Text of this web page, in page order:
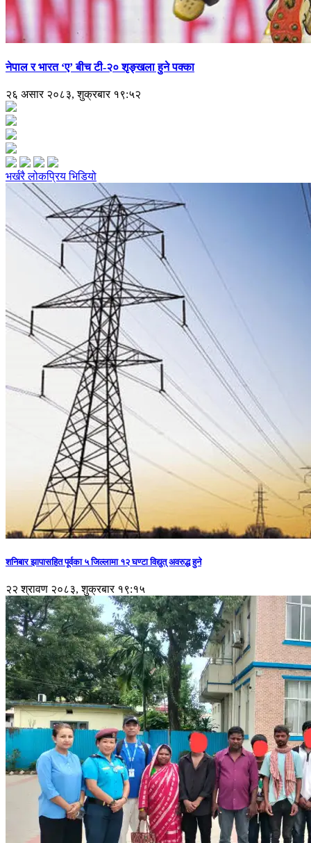
नेपाल र भारत ‘ए’ बीच टी-२० शृङ्खला हुने पक्का
२६ असार २०८३, शुक्रबार १९:५२
भर्खरैलोकप्रियभिडियो
शनिबार झापासहित पूर्वका ५ जिल्लामा १२ घण्टा विद्युत् अवरुद्ध हुने
२२ श्रावण २०८३, शुक्रबार १९:१५